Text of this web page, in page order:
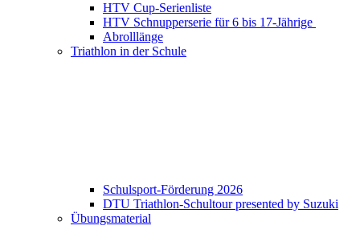
HTV Cup-Serienliste
HTV Schnupperserie für 6 bis 17-Jährige
Abrolllänge
Triathlon in der Schule
Schulsport-Förderung 2026
DTU Triathlon-Schultour presented by Suzuki
Übungsmaterial